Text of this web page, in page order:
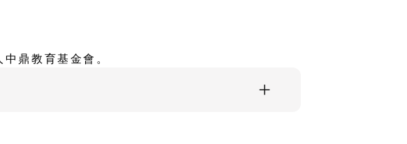
中鼎教育基金會。